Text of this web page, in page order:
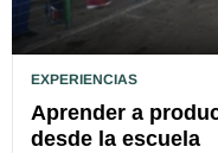
EXPERIENCIAS
Aprender a
desde la escuela